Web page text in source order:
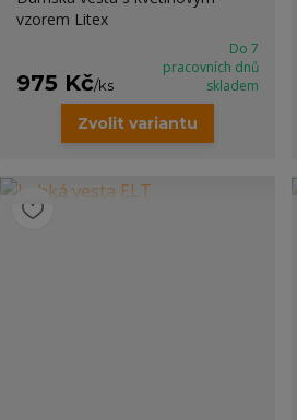
vzorem Litex
975 Kč/ks
Do 7
pracovních dnů
skladem
Zvolit variantu